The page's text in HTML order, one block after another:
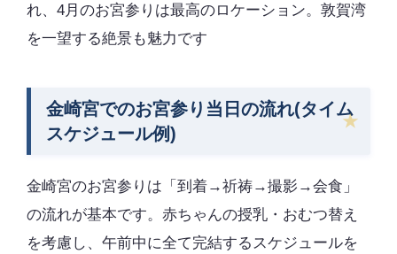
れ、4月のお宮参りは最高のロケーション。敦賀湾
を一望する絶景も魅力です
金崎宮でのお宮参り当日の流れ(タイム
スケジュール例)
金崎宮のお宮参りは「到着→祈祷→撮影→会食」
の流れが基本です。赤ちゃんの授乳・おむつ替え
を考慮し、午前中に全て完結するスケジュールを